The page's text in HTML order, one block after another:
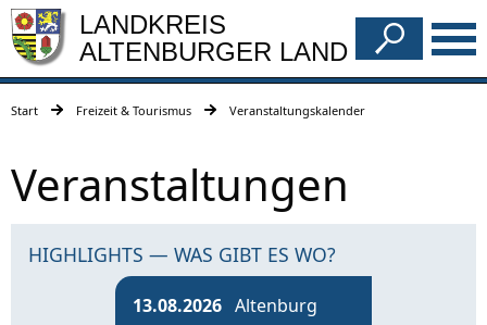
LANDKREIS
ALTENBURGER LAND
Start Freizeit & Tourismus Veranstaltungskalender
Veranstaltungen
HIGHLIGHTS — WAS GIBT ES WO?
13.08.2026 Altenburg